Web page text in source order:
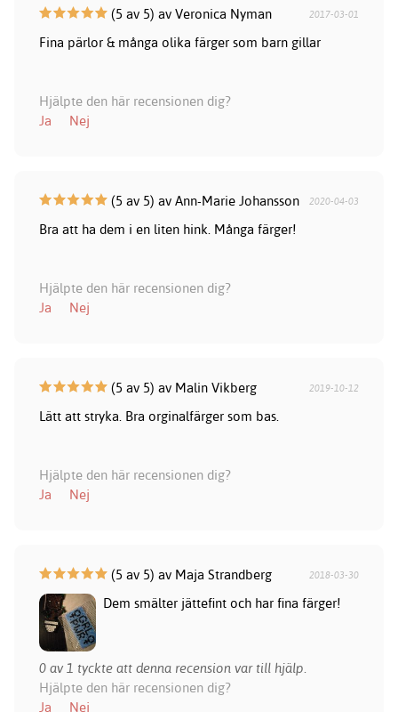
(5 av 5) av Veronica Nyman 2017-03-01
Fina pärlor & många olika färger som barn gillar
Hjälpte den här recensionen dig?
Ja
Nej
(5 av 5) av Ann-Marie Johansson 2020-04-03
Bra att ha dem i en liten hink. Många färger!
Hjälpte den här recensionen dig?
Ja
Nej
(5 av 5) av Malin Vikberg 2019-10-12
Lätt att stryka. Bra orginalfärger som bas.
Hjälpte den här recensionen dig?
Ja
Nej
(5 av 5) av Maja Strandberg 2018-03-30
Dem smälter jättefint och har fina färger!
0 av 1 tyckte att denna recension var till hjälp.
Hjälpte den här recensionen dig?
Ja
Nej